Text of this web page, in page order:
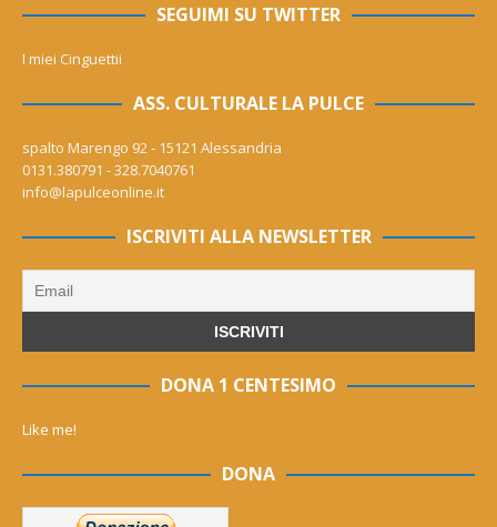
SEGUIMI SU TWITTER
I miei Cinguettii
ASS. CULTURALE LA PULCE
spalto Marengo 92 - 15121 Alessandria
0131.380791 - 328.7040761
info@lapulceonline.it
ISCRIVITI ALLA NEWSLETTER
DONA 1 CENTESIMO
Like me!
DONA